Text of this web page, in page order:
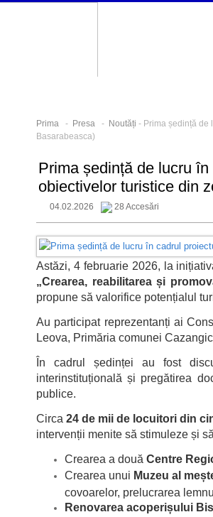
Prima - Presa - Noutăți - Prima ședință de
Basarabeasca)
Prima ședință de lucru
obiectivelor turistice din
04.02.2026 28 Accesări
Astăzi, 4 februarie 2026, la
„Crearea, reabilitarea și
propune să valorifice potențialul
Au participat reprezentanți ai
Leova, Primăria comunei
În cadrul ședinței au fost
interinstituțională și pregătirea
publice.
Circa 24 de mii de locuitori din
intervenții menite să stimuleze și
Crearea a două Centre
Crearea unui Muzeu al
covoarelor, prelucrarea
Renovarea acoperișului